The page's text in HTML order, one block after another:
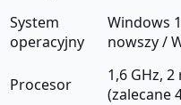
System
operacyjny
Windows
nowszy /
Procesor
1,6 GHz,
(zalecane